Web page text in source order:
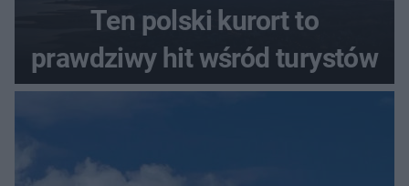
Ten polski kurort to
prawdziwy hit wśród turystów